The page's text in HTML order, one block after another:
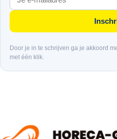
Door je in te schrijven ga je akkoord
met één klik.